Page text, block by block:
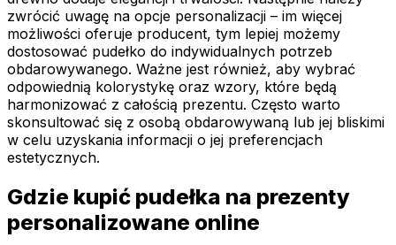
zwrócić uwagę na opcje personalizacji – im więcej
możliwości oferuje producent, tym lepiej możemy
dostosować pudełko do indywidualnych potrzeb
obdarowywanego. Ważne jest również, aby wybrać
odpowiednią kolorystykę oraz wzory, które będą
harmonizować z całością prezentu. Często warto
skonsultować się z osobą obdarowywaną lub jej bliskimi
w celu uzyskania informacji o jej preferencjach
estetycznych.
Gdzie kupić pudełka na prezenty
personalizowane online